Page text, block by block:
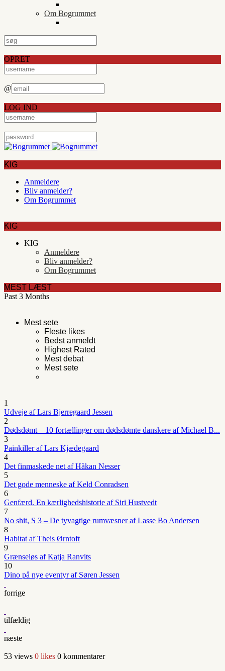
Om Bogrummet
OPRET
@
LOG IND
KIG
Anmeldere
Bliv anmelder?
Om Bogrummet
KIG
KIG
Anmeldere
Bliv anmelder?
Om Bogrummet
MEST LÆST
Past 3 Months
Mest sete
Fleste likes
Bedst anmeldt
Highest Rated
Mest debat
Mest sete
1
Udveje af Lars Bjerregaard Jessen
2
Dødsdømt – 10 fortællinger om dødsdømte danskere af Michael B...
3
Painkiller af Lars Kjædegaard
4
Det finmaskede net af Håkan Nesser
5
Det gode menneske af Keld Conradsen
6
Genfærd. En kærlighedshistorie af Siri Hustvedt
7
No shit, S 3 – De tyvagtige rumvæsner af Lasse Bo Andersen
8
Habitat af Theis Ørntoft
9
Grænseløs af Katja Ranvits
10
Dino på nye eventyr af Søren Jessen
forrige
tilfældig
næste
53 views 0 likes 0 kommentarer